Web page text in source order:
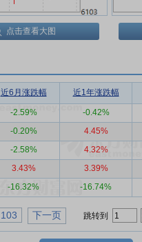
点击查看大图
近6月涨跌幅 近1年涨跌幅
-2.59% -0.42%
-0.20% 4.45%
-2.58% 4.32%
3.43% 3.39%
-16.32% -16.74%
103 下一页 跳转到